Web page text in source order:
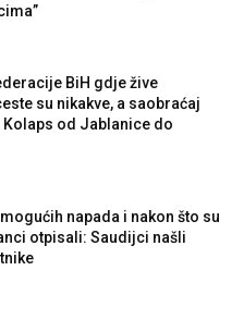
BiH gdje žive
su nikakve, a saobraćaj
Kolaps od Jablanice do
napada i nakon što su
otpisali: Saudijci našli